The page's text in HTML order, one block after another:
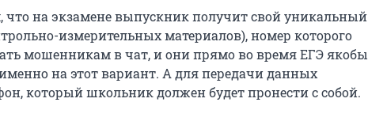
что на экзамене выпускник получит свой уникальный
измерительных материалов), номер которого
мошенникам в чат, и они прямо во время ЕГЭ якобы
на этот вариант. А для передачи данных
который школьник должен будет пронести с собой.